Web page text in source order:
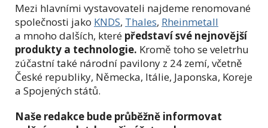
Mezi hlavními vystavovateli najdeme renomované
společnosti jako KNDS, Thales, Rheinmetall
a mnoho dalších, které představí své nejnovější
produkty a technologie. Kromě toho se veletrhu
zúčastní také národní pavilony z 24 zemí, včetně
České republiky, Německa, Itálie, Japonska, Koreje
a Spojených států.
Naše redakce bude průběžně informovat